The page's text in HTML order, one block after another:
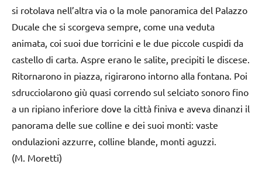
si rotolava nell’altra via o la mole panoramica del Palazzo
Ducale che si scorgeva sempre, come una veduta
animata, coi suoi due torricini e le due piccole cuspidi da
castello di carta. Aspre erano le salite, precipiti le discese.
Ritornarono in piazza, rigirarono intorno alla fontana. Poi
sdrucciolarono giù quasi correndo sul selciato sonoro fino
a un ripiano inferiore dove la città finiva e aveva dinanzi il
panorama delle sue colline e dei suoi monti: vaste
ondulazioni azzurre, colline blande, monti aguzzi.
(M. Moretti)